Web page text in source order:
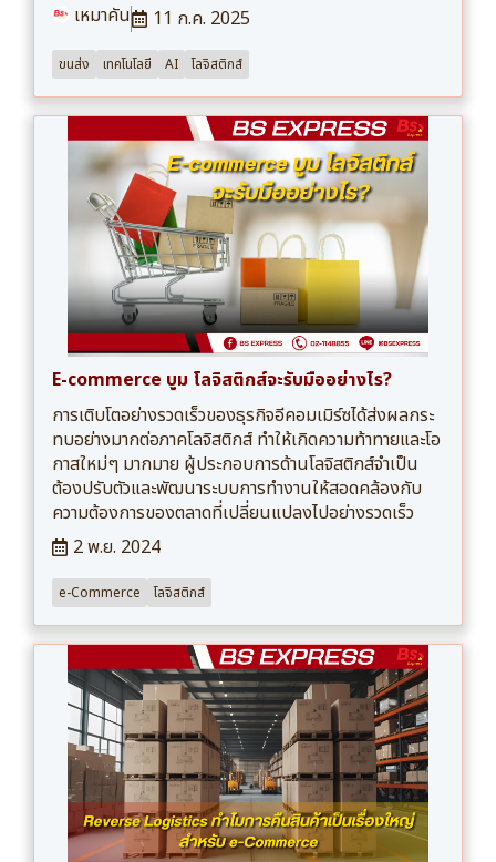
เหมาคัน
11 ก.ค. 2025
ขนส่ง เทคโนโลยี AI โลจิสติกส์
E-commerce บูม โลจิสติกส์จะรับมืออย่างไร?
การเติบโตอย่างรวดเร็วของธุรกิจอีคอมเมิร์ซได้ส่งผลกระ
ทบอย่างมากต่อภาคโลจิสติกส์ ทำให้เกิดความท้าทายและโอ
กาสใหม่ๆ มากมาย ผู้ประกอบการด้านโลจิสติกส์จำเป็น
ต้องปรับตัวและพัฒนาระบบการทำงานให้สอดคล้องกับ
ความต้องการของตลาดที่เปลี่ยนแปลงไปอย่างรวดเร็ว
2 พ.ย. 2024
e-Commerce โลจิสติกส์